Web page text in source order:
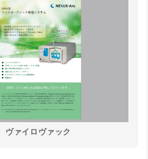
ヴァイロヴァック